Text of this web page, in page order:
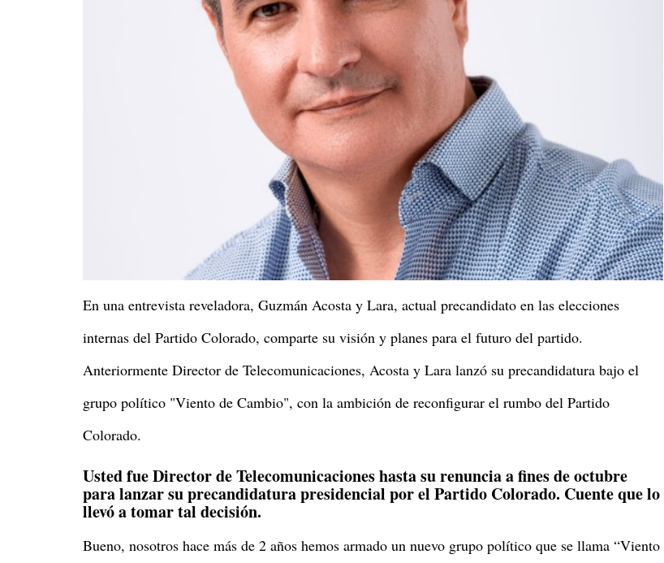
En una entrevista reveladora, Guzmán Acosta y Lara, actual precandidato en las elecciones
internas del Partido Colorado, comparte su visión y planes para el futuro del partido.
Anteriormente Director de Telecomunicaciones, Acosta y Lara lanzó su precandidatura bajo el
grupo político "Viento de Cambio", con la ambición de reconfigurar el rumbo del Partido
Colorado.
Usted fue Director de Telecomunicaciones hasta su renuncia a fines de octubre
para lanzar su precandidatura presidencial por el Partido Colorado. Cuente que lo
llevó a tomar tal decisión.
Bueno, nosotros hace más de 2 años hemos armado un nuevo grupo político que se llama “Viento